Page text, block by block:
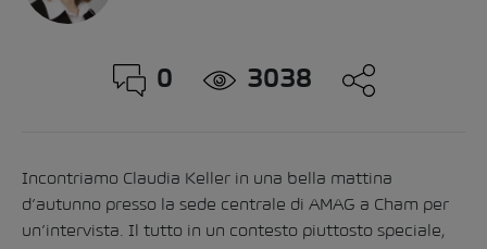
0 3038
Incontriamo Claudia Keller in una bella mattina
d’autunno presso la sede centrale di AMAG a Cham per
un’intervista. Il tutto in un contesto piuttosto speciale,